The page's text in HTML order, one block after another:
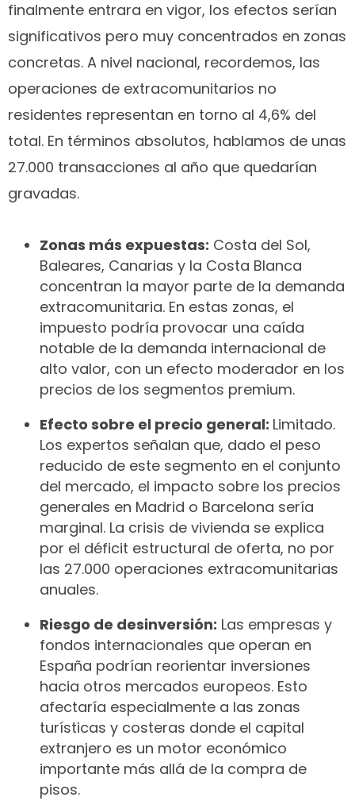
finalmente entrara en vigor, los efectos serían
significativos pero muy concentrados en zonas
concretas. A nivel nacional, recordemos, las
operaciones de extracomunitarios no
residentes representan en torno al 4,6% del
total. En términos absolutos, hablamos de unas
27.000 transacciones al año que quedarían
gravadas.
Zonas más expuestas: Costa del Sol,
Baleares, Canarias y la Costa Blanca
concentran la mayor parte de la demanda
extracomunitaria. En estas zonas, el
impuesto podría provocar una caída
notable de la demanda internacional de
alto valor, con un efecto moderador en los
precios de los segmentos premium.
Efecto sobre el precio general: Limitado.
Los expertos señalan que, dado el peso
reducido de este segmento en el conjunto
del mercado, el impacto sobre los precios
generales en Madrid o Barcelona sería
marginal. La crisis de vivienda se explica
por el déficit estructural de oferta, no por
las 27.000 operaciones extracomunitarias
anuales.
Riesgo de desinversión: Las empresas y
fondos internacionales que operan en
España podrían reorientar inversiones
hacia otros mercados europeos. Esto
afectaría especialmente a las zonas
turísticas y costeras donde el capital
extranjero es un motor económico
importante más allá de la compra de
pisos.